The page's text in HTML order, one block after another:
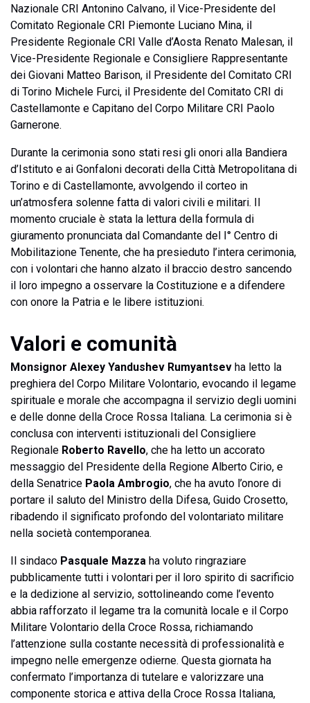
Nazionale CRI Antonino Calvano, il Vice-Presidente del
Comitato Regionale CRI Piemonte Luciano Mina, il
Presidente Regionale CRI Valle d’Aosta Renato Malesan, il
Vice-Presidente Regionale e Consigliere Rappresentante
dei Giovani Matteo Barison, il Presidente del Comitato CRI
di Torino Michele Furci, il Presidente del Comitato CRI di
Castellamonte e Capitano del Corpo Militare CRI Paolo
Garnerone.
Durante la cerimonia sono stati resi gli onori alla Bandiera
d’Istituto e ai Gonfaloni decorati della Città Metropolitana di
Torino e di Castellamonte, avvolgendo il corteo in
un’atmosfera solenne fatta di valori civili e militari. Il
momento cruciale è stata la lettura della formula di
giuramento pronunciata dal Comandante del I° Centro di
Mobilitazione Tenente, che ha presieduto l’intera cerimonia,
con i volontari che hanno alzato il braccio destro sancendo
il loro impegno a osservare la Costituzione e a difendere
con onore la Patria e le libere istituzioni.
Valori e comunità
Monsignor Alexey Yandushev Rumyantsev ha letto la
preghiera del Corpo Militare Volontario, evocando il legame
spirituale e morale che accompagna il servizio degli uomini
e delle donne della Croce Rossa Italiana. La cerimonia si è
conclusa con interventi istituzionali del Consigliere
Regionale Roberto Ravello, che ha letto un accorato
messaggio del Presidente della Regione Alberto Cirio, e
della Senatrice Paola Ambrogio, che ha avuto l’onore di
portare il saluto del Ministro della Difesa, Guido Crosetto,
ribadendo il significato profondo del volontariato militare
nella società contemporanea.
Il sindaco Pasquale Mazza ha voluto ringraziare
pubblicamente tutti i volontari per il loro spirito di sacrificio
e la dedizione al servizio, sottolineando come l’evento
abbia rafforzato il legame tra la comunità locale e il Corpo
Militare Volontario della Croce Rossa, richiamando
l’attenzione sulla costante necessità di professionalità e
impegno nelle emergenze odierne. Questa giornata ha
confermato l’importanza di tutelare e valorizzare una
componente storica e attiva della Croce Rossa Italiana,